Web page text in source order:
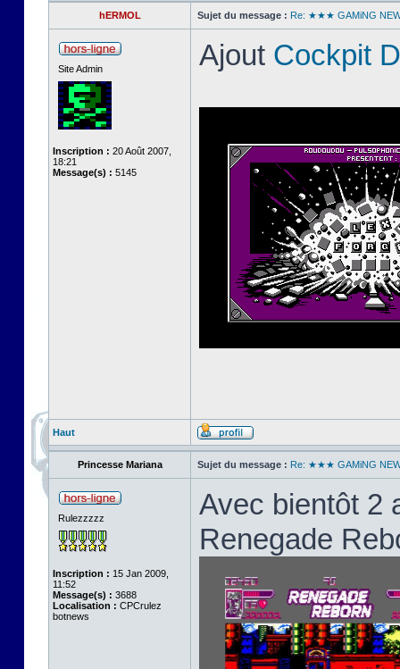
hERMOL Sujet du message : Re: ★★★ GAMiNG
Site Admin
Inscription : 20 Août 2007,
18:21
Message(s) : 5145
Ajout Cockpit
Haut
Princesse Mariana Sujet du message : Re: ★★★ GAMiNG
Rulezzzzz
Inscription : 15 Jan 2009,
11:52
Message(s) : 3688
Localisation : CPCrulez
botnews
Avec bientôt 2
Renegade